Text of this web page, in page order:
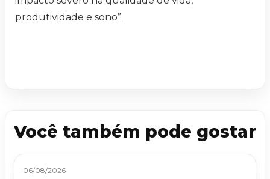
produtividade e sono”.
Você também pode gostar
06/08/2026